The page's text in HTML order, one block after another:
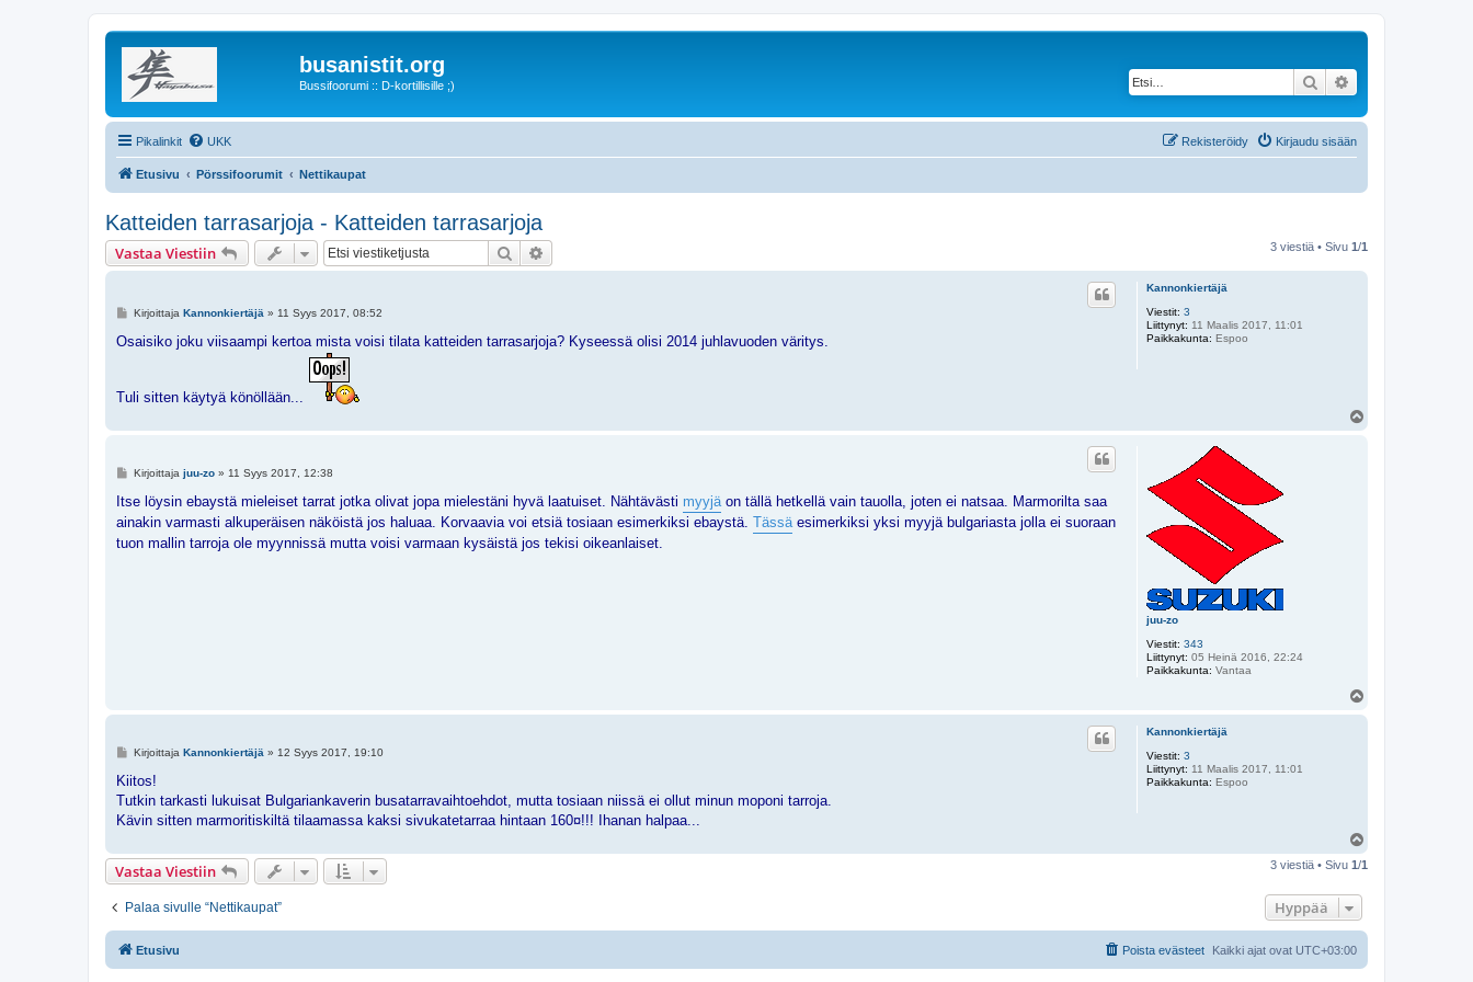
busanistit.org
Bussifoorumi :: D-kortillisille ;) Etsi
Pikalinkit UKK Kirjaudu sisään
Rekisteröidy
Etusivu Pörssifoorumit Nettikaupat
Katteiden tarrasarjoja - Katteiden tarrasarjoja
Vastaa Viestiin Etsi 3 viestiä • Sivu 1/1
Kannonkiertäjä
Viestit: 3
Liittynyt: 11 Maalis 2017, 11:01
Paikkakunta: Espoo
V
e
Kirjoittaja Kannonkiertäjä » 11 Syys 2017, 08:52
Osaisiko joku viisaampi kertoa mista voisi tilata katteiden tarrasarjoja? Kyseessä olisi 2014 juhlavuoden väritys.
Tuli sitten käytyä könöllään...
juu-zo
Viestit: 343
Liittynyt: 05 Heinä 2016, 22:24
Paikkakunta: Vantaa
V
e
t
Kirjoittaja juu-zo» 11 Syys 2017, 12:38
Itse löysin ebaystä mieleiset tarrat jotka olivat jopa mielestäni hyvä laatuiset. Nähtävästi myyjäon tällä hetkellä vain tauolla, joten ei natsaa. Marmorilta saa
ainakin varmasti alkuperäisen näköistä jos haluaa. Korvaavia voi etsiä tosiaan esimerkiksi ebaystä. Tässäesimerkiksi yksi myyjä bulgariasta jolla ei suoraan
tuon mallin tarroja ole myynnissä mutta voisi varmaan kysäistä jos tekisi oikeanlaiset.
Kannonkiertäjä
Viestit: 3
Liittynyt: 11 Maalis 2017, 11:01
Paikkakunta: Espoo
V
e
t
i
Kirjoittaja Kannonkiertäjä » 12 Syys 2017, 19:10
Kiitos!
Tutkin tarkasti lukuisat Bulgariankaverin busatarravaihtoehdot, mutta tosiaan niissä ei ollut minun moponi tarroja.
Kävin sitten marmoritiskiltä tilaamassa kaksi sivukatetarraa hintaan 160¤!!! Ihanan halpaa...
ö
Vastaa Viestiin 3 viestiä • Sivu 1/1
Palaa sivulle “Nettikaupat” Hyppää
Etusivu Kaikki ajat ovat UTC+03:00
Poista evästeet